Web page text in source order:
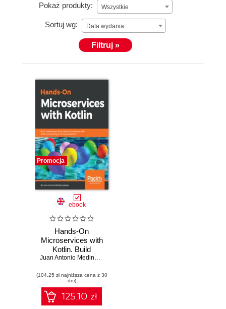
Pokaż produkty: Wszystkie
Sortuj wg: Data wydania
Filtruj »
Promocja
ebook
Hands-On
Microservices with
Kotlin. Build
reactive and cloud-
microservices with
Kotlin using Spring
5 and Spring Boot
2.0
Juan Antonio Medina Iglesias
(104,25 zł najniższa cena z 30
dni)
125.10 zł